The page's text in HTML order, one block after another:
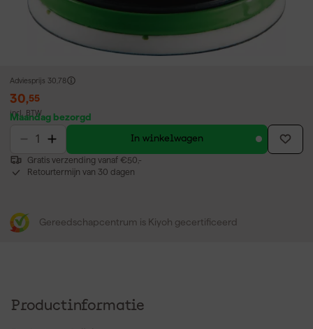
Adviesprijs 30,78
30,55
incl. BTW
Maandag bezorgd
In winkelwagen
Gratis verzending vanaf €50,-
Retourtermijn van 30 dagen
Gereedschapcentrum is Kiyoh gecertificeerd
Productinformatie